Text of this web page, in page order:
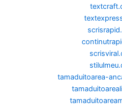
tamaduitoarea-